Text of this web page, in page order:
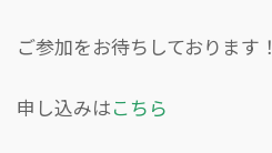
ご参加をお待ちしております！
申し込みはこちら